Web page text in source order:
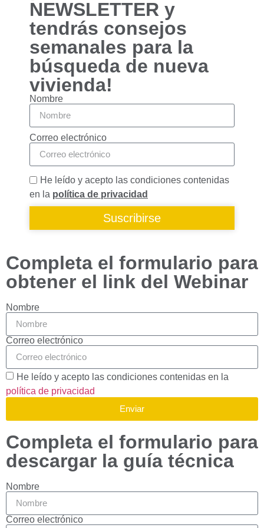
funcionalidades
desaparecerán
de la web.
Marketing
Al compartir tus
intereses y
comportamiento
mientras visitas
nuestro sitio,
aumentas la
posibilidad de
ver contenido y
ofertas
personalizados.
NEWSLETTER y
tendrás consejos
semanales para la
búsqueda de nueva
vivienda!
Nombre
Correo electrónico
He leído y acepto las condiciones contenidas
en la política de privacidad
Suscribirse
Completa el formulario para
obtener el link del Webinar
Nombre
Correo electrónico
He leído y acepto las condiciones contenidas en la
política de privacidad
Enviar
Completa el formulario para
descargar la guía técnica
Nombre
Correo electrónico